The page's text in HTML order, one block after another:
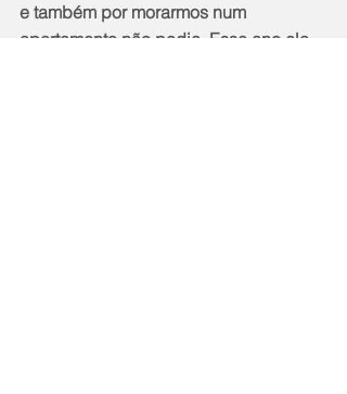
e também por morarmos num
apartamento não podia. Esse ano ela